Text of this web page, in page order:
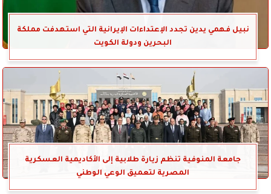
نبيل فهمي يدين تجدد الإعتداءات الإيرانية التي استهدفت مملكة
البحرين ودولة الكويت
جامعة المنوفية تنظم زيارة طلابية إلى الأكاديمية العسكرية
المصرية لتعميق الوعي الوطني